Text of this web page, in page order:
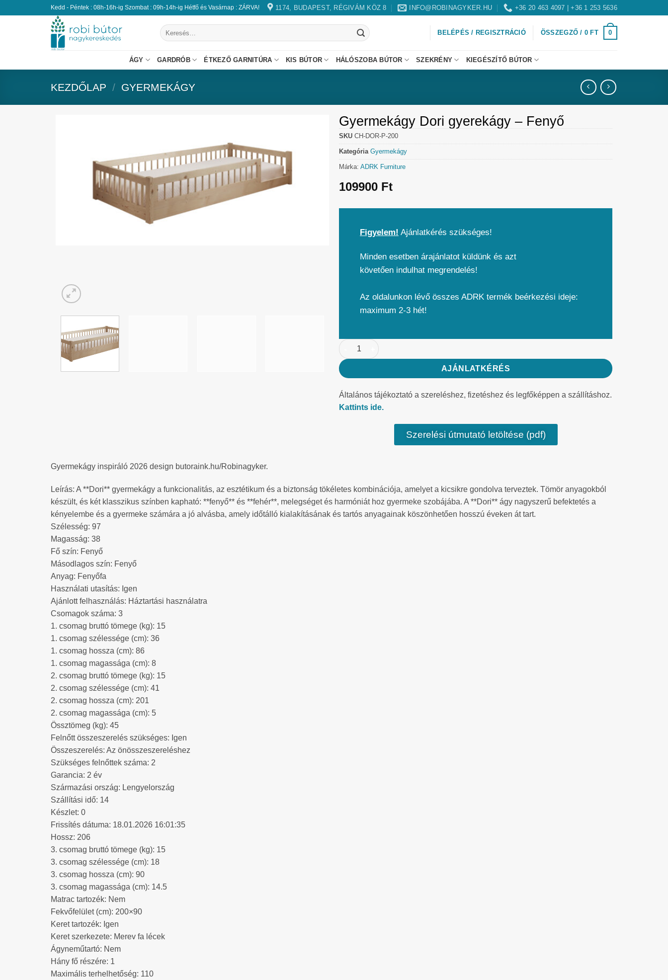
Kedd - Péntek : 08h-16h-ig Szombat : 09h-14h-ig Hétfő és Vasárnap : ZÁRVA! 1174, BUDAPEST, RÉGIVÁM KÖZ 8 INFO@ROBINAGYKER.HU +36 20 463 4097 | +36 1 253 5636
BELÉPÉS / REGISZTRÁCIÓ ÖSSZEGZŐ / 0 FT 0
ÁGY GARDRÓB ÉTKEZŐ GARNITÚRA KIS BÚTOR HÁLÓSZOBA BÚTOR SZEKRÉNY KIEGÉSZÍTŐ BÚTOR
KEZDŐLAP / GYERMEKÁGY
Gyermekágy Dori gyerekágy – Fenyő
SKU CH-DOR-P-200
Kategória Gyermekágy
Márka: ADRK Furniture
109900 Ft
Figyelem! Ajánlatkérés szükséges!
Minden esetben árajánlatot küldünk és azt
követően indulhat megrendelés!
Az oldalunkon lévő összes ADRK termék beérkezési ideje:
maximum 2-3 hét!
AJÁNLATKÉRÉS
Általános tájékoztató a szereléshez, fizetéshez és legfőképpen a szállításhoz.
Kattints ide.
Szerelési útmutató letöltése (pdf)
Gyermekágy inspiráló 2026 design butoraink.hu/Robinagyker.
Leírás: A **Dori** gyermekágy a funkcionalitás, az esztétikum és a biztonság tökéletes kombinációja, amelyet a kicsikre gondolva terveztek. Tömör anyagokból
készült, és két klasszikus színben kapható: **fenyő** és **fehér**, melegséget és harmóniát hoz gyermeke szobájába. A **Dori** ágy nagyszerű befektetés a
kényelembe és a gyermeke számára a jó alvásba, amely időtálló kialakításának és tartós anyagainak köszönhetően hosszú éveken át tart.
Szélesség: 97
Magasság: 38
Fő szín: Fenyő
Másodlagos szín: Fenyő
Anyag: Fenyőfa
Használati utasítás: Igen
Ajánlott felhasználás: Háztartási használatra
Csomagok száma: 3
1. csomag bruttó tömege (kg): 15
1. csomag szélessége (cm): 36
1. csomag hossza (cm): 86
1. csomag magassága (cm): 8
2. csomag bruttó tömege (kg): 15
2. csomag szélessége (cm): 41
2. csomag hossza (cm): 201
2. csomag magassága (cm): 5
Össztömeg (kg): 45
Felnőtt összeszerelés szükséges: Igen
Összeszerelés: Az önösszeszereléshez
Szükséges felnőttek száma: 2
Garancia: 2 év
Származási ország: Lengyelország
Szállítási idő: 14
Készlet: 0
Frissítés dátuma: 18.01.2026 16:01:35
Hossz: 206
3. csomag bruttó tömege (kg): 15
3. csomag szélessége (cm): 18
3. csomag hossza (cm): 90
3. csomag magassága (cm): 14.5
Matrac tartozék: Nem
Fekvőfelület (cm): 200×90
Keret tartozék: Igen
Keret szerkezete: Merev fa lécek
Ágyneműtartó: Nem
Hány fő részére: 1
Maximális terhelhetőség: 110